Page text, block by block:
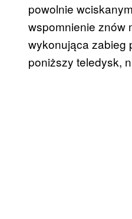
powolnie
wspomnienie znów
wykonująca zabieg
poniższy teledysk,